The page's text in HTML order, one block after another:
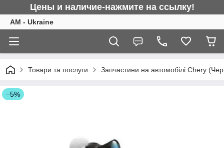
Цены и наличие-нажмите на ссылку!
AM - Ukraine
Товари та послуги Запчастини на автомобілі Chery
–5%